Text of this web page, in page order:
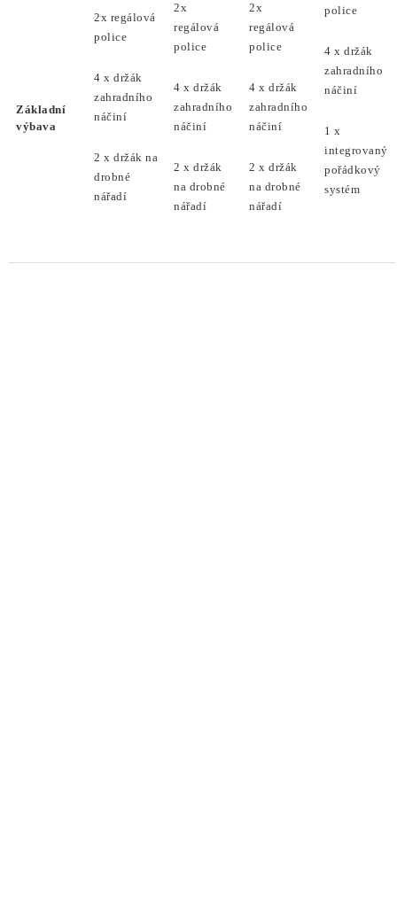
Základní
výbava
2x regálová
police
4 x držák
zahradního
náčiní
2 x držák na
drobné
nářadí
2x
regálová
police
4 x držák
zahradního
náčiní
2 x držák
na drobné
nářadí
2x
regálová
police
4 x držák
zahradního
náčiní
2 x držák
na drobné
nářadí
police
4 x držák
zahradního
náčiní
1 x
integrovaný
pořádkový
systém